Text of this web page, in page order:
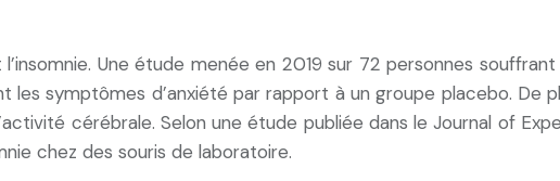
Une étude menée en 2019 sur 72 personnes
symptômes d’anxiété par rapport à un groupe placebo. De
cérébrale. Selon une étude publiée dans le Journal of
chez des souris de laboratoire.